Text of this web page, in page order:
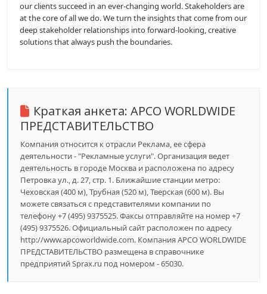
our clients succeed in an ever-changing world. Stakeholders are
at the core of all we do. We turn the insights that come from our
deep stakeholder relationships into forward-looking, creative
solutions that always push the boundaries.
Краткая анкета: APCO WORLDWIDE
ПРЕДСТАВИТЕЛЬСТВО
Компания относится к отрасли Реклама, ее сфера
деятельности - "Рекламные услуги". Организация ведет
деятельность в городе Москва и расположена по адресу
Петровка ул., д. 27, стр. 1. Ближайшие станции метро:
Чеховская (400 м), Трубная (520 м), Тверская (600 м). Вы
можете связаться с представителями компании по
телефону +7 (495) 9375525. Факсы отправляйте на номер +7
(495) 9375526. Официальный сайт расположен по адресу
http://www.apcoworldwide.com. Компания APCO WORLDWIDE
ПРЕДСТАВИТЕЛЬСТВО размещена в справочнике
предприятий Sprax.ru под номером - 65030.